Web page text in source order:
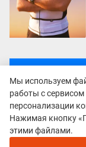
Все гонки
Мы используем
работы с
персонализации
Нажимая кнопку
этими файлами.